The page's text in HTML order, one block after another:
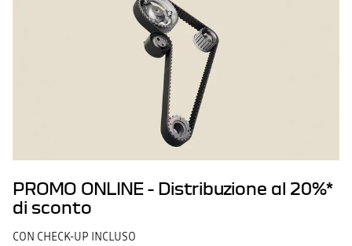
PROMO ONLINE - Distribuzione al 20%*
di sconto
CON CHECK-UP INCLUSO